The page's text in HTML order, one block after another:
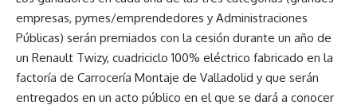
empresas, pymes/emprendedores y Administraciones
Públicas) serán premiados con la cesión durante un año de
un Renault Twizy, cuadriciclo 100% eléctrico fabricado en la
factoría de Carrocería Montaje de Valladolid y que serán
entregados en un acto público en el que se dará a conocer